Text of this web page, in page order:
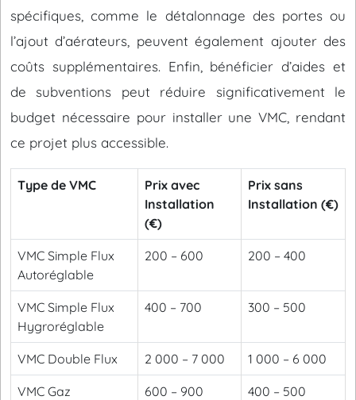
spécifiques, comme le détalonnage des portes ou
l’ajout d’aérateurs, peuvent également ajouter des
coûts supplémentaires. Enfin, bénéficier d’aides et
de subventions peut réduire significativement le
budget nécessaire pour installer une VMC, rendant
ce projet plus accessible.
Type de VMC
Prix avec
Installation
(€)
Prix sans
Installation (€)
VMC Simple Flux
Autoréglable
200 – 600 200 – 400
VMC Simple Flux
Hygroréglable
400 – 700 300 – 500
VMC Double Flux 2 000 – 7 000 1 000 – 6 000
VMC Gaz 600 – 900 400 – 500